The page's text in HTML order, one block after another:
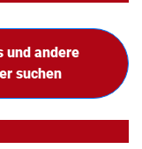
und andere
suchen